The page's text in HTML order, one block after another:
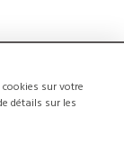
sur votre
détails sur les
la liste de vos